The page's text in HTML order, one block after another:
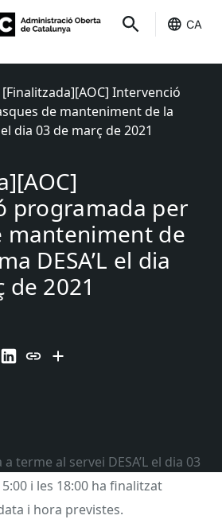
CA
[Finalitzada][AOC] Intervenció
de manteniment de la
dia 03 de març de 2021
programada per
manteniment de
DESA’L el dia
de 2021
terme al servei DESA’L el dia 03
i les 18:00 ha finalitzat
i hora previstes.